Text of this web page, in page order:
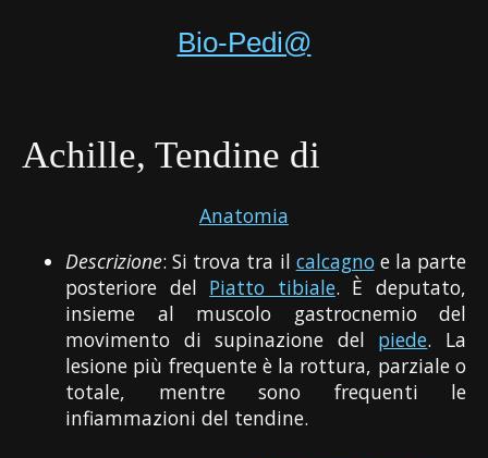
Bio-Pedi@
Achille, Tendine di
Anatomia
Descrizione: Si trova tra il calcagnoe la parte
posteriore del Piatto tibiale. È deputato,
insieme al muscolo gastrocnemio del
movimento di supinazione del piede. La
lesione più frequente è la rottura, parziale o
totale, mentre sono frequenti le
infiammazioni del tendine.